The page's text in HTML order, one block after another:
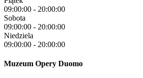
09:00:00 - 20:00:00
Sobota
09:00:00 - 20:00:00
Niedziela
09:00:00 - 20:00:00
Muzeum Opery Duomo